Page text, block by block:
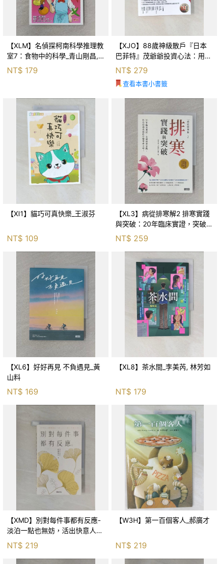
【XLM】名偵探柯南科學推理教
室7：食物中的科學_青山剛昌,
NT$ 179
【XJO】88歲神級散戶『日本
巴菲特』茂爺爺投資心法：用
「126法則」滾出18億円資產的
69年股海交易術_藤本茂, 賴惠
鈴
NT$ 279
查看本書小書籤
【XI1】貓巧可真快樂_王淑芬
NT$ 109
【XL3】病從排寒解2 排寒實踐
與突破：20年臨床實證，突破排
寒盲點，防治疫毒流感的中醫養
命方略！_李璧如
NT$ 259
【XL6】好好再見 不負遇見_黃
山料
NT$ 169
【XL8】茶水間_李美芮, 林芳如
NT$ 179
【XMD】別對每件事都有反應-
淡泊一點也無妨，活出快意人生
的99個禪練習！_枡野俊明, 黃
薇嬪
NT$ 219
【W3H】第一百個客人_郝廣才
NT$ 219